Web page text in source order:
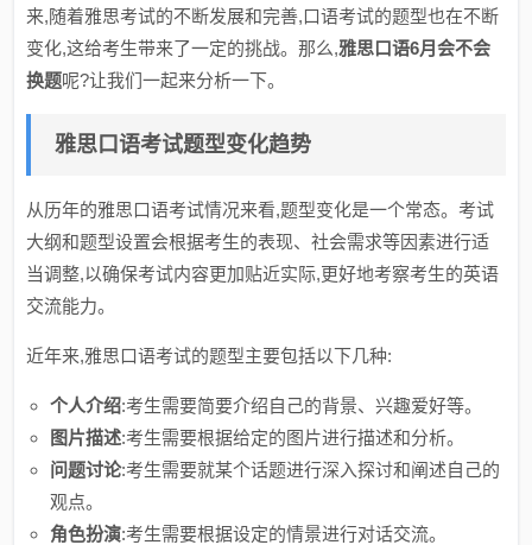
来,随着雅思考试的不断发展和完善,口语考试的题型也在不断
变化,这给考生带来了一定的挑战。那么,雅思口语6月会不会
换题呢?让我们一起来分析一下。
雅思口语考试题型变化趋势
从历年的雅思口语考试情况来看,题型变化是一个常态。考试
大纲和题型设置会根据考生的表现、社会需求等因素进行适
当调整,以确保考试内容更加贴近实际,更好地考察考生的英语
交流能力。
近年来,雅思口语考试的题型主要包括以下几种:
个人介绍:考生需要简要介绍自己的背景、兴趣爱好等。
图片描述:考生需要根据给定的图片进行描述和分析。
问题讨论:考生需要就某个话题进行深入探讨和阐述自己的
观点。
角色扮演:考生需要根据设定的情景进行对话交流。